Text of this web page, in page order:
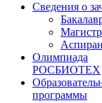
Сведения о
Олимпиада
РОСБИОТЕХ
программы